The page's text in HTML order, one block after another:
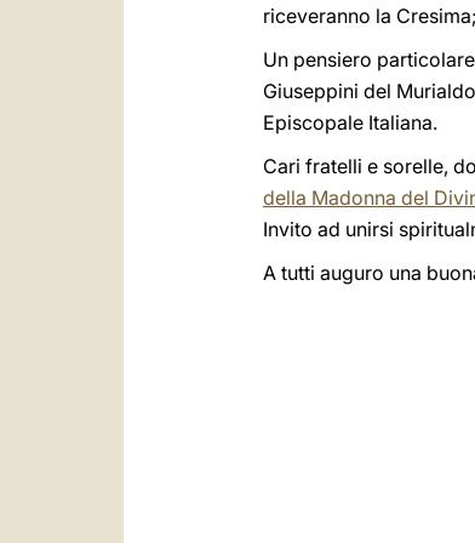
riceveranno la
Un pensiero
Giuseppini del
Episcopale Italiana.
Cari fratelli e sorelle,
della Madonna del
Invito ad unirsi
A tutti auguro una